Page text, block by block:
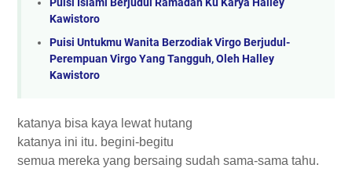
Kawistoro
Puisi Untukmu Wanita Berzodiak Virgo Berjudul-
Perempuan Virgo Yang Tangguh, Oleh Halley
Kawistoro
katanya bisa kaya lewat hutang
katanya ini itu. begini-begitu
semua mereka yang bersaing sudah sama-sama tahu.